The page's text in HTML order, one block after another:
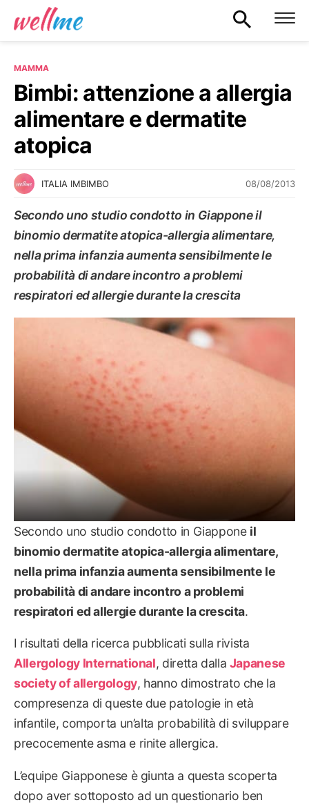
MAMMA
Bimbi: attenzione a allergia
alimentare e dermatite
atopica
ITALIA IMBIMBO 08/08/2013
Secondo uno studio condotto in Giappone il
binomio dermatite atopica-allergia alimentare,
nella prima infanzia aumenta sensibilmente le
probabilità di andare incontro a problemi
respiratori ed allergie durante la crescita
Secondo uno studio condotto in Giappone il
binomio dermatite atopica-allergia alimentare,
nella prima infanzia aumenta sensibilmente le
probabilità di andare incontro a problemi
respiratori ed allergie durante la crescita.
I risultati della ricerca pubblicati sulla rivista
Allergology International, diretta dalla Japanese
society of allergology, hanno dimostrato che la
compresenza di queste due patologie in età
infantile, comporta un’alta probabilità di sviluppare
precocemente asma e rinite allergica.
L’equipe Giapponese è giunta a questa scoperta
dopo aver sottoposto ad un questionario ben